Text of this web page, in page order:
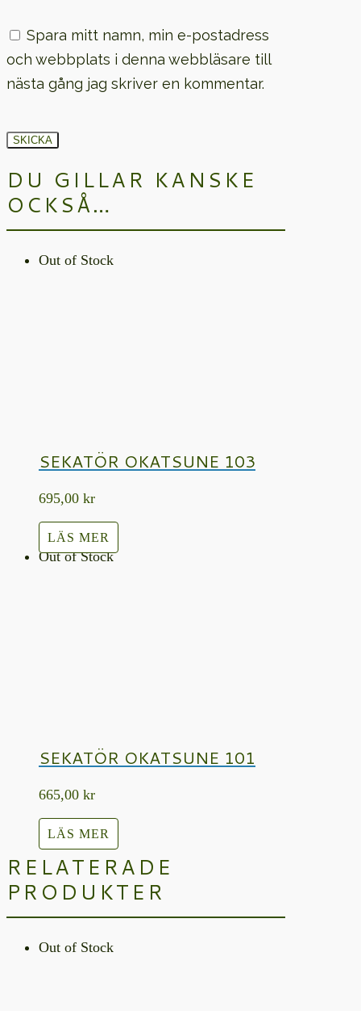
Spara mitt namn, min e-postadress
och webbplats i denna webbläsare till
nästa gång jag skriver en kommentar.
DU GILLAR KANSKE
OCKSÅ…
Out of Stock
SEKATÖR OKATSUNE 103
695,00 kr
LÄS MER
Out of Stock
SEKATÖR OKATSUNE 101
665,00 kr
LÄS MER
RELATERADE
PRODUKTER
Out of Stock